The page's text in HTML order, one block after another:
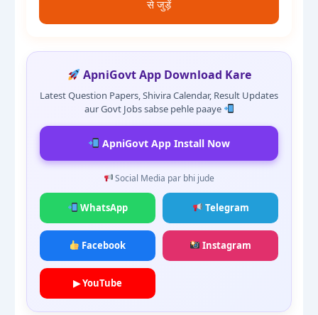
से जुड़ें
ApniGovt App Download Kare
Latest Question Papers, Shivira Calendar, Result Updates
aur Govt Jobs sabse pehle paaye
ApniGovt App Install Now
Social Media par bhi jude
WhatsApp Telegram
Facebook Instagram
▶ YouTube